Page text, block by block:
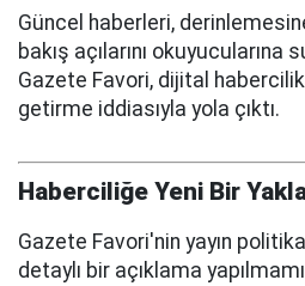
Güncel haberleri,
bakış açılarını okuyucularına
Gazete Favori, dijital
getirme iddiasıyla yola çıktı.
Haberciliğe Yeni Bir
Gazete Favori'nin yayın
detaylı bir açıklama